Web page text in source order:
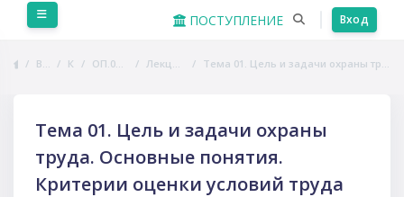
Перейти к основному содержанию
ПОСТУПЛЕНИЕ Вход
В начало Курсы ОП.04 Охрана труда Лекционные занятия Тема 01. Цель и задачи охраны труда. Основные понятия. Критерии оценки условий труда
Тема 01. Цель и задачи охраны
труда. Основные понятия.
Критерии оценки условий труда